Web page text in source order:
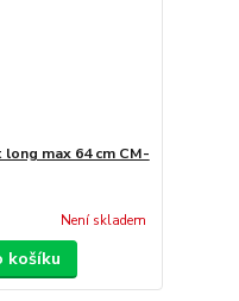
max 64 cm CM-
Není skladem
košíku